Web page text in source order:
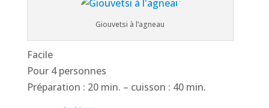
Giouvetsi à l’agneau
Facile
Pour 4 personnes
Préparation : 20 min. – cuisson : 40 min.